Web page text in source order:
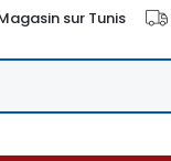
sur Tunis